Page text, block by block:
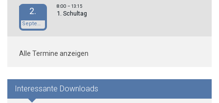
2.
September
8:00– 13:15
1. Schultag
Alle Termine anzeigen
Interessante Downloads